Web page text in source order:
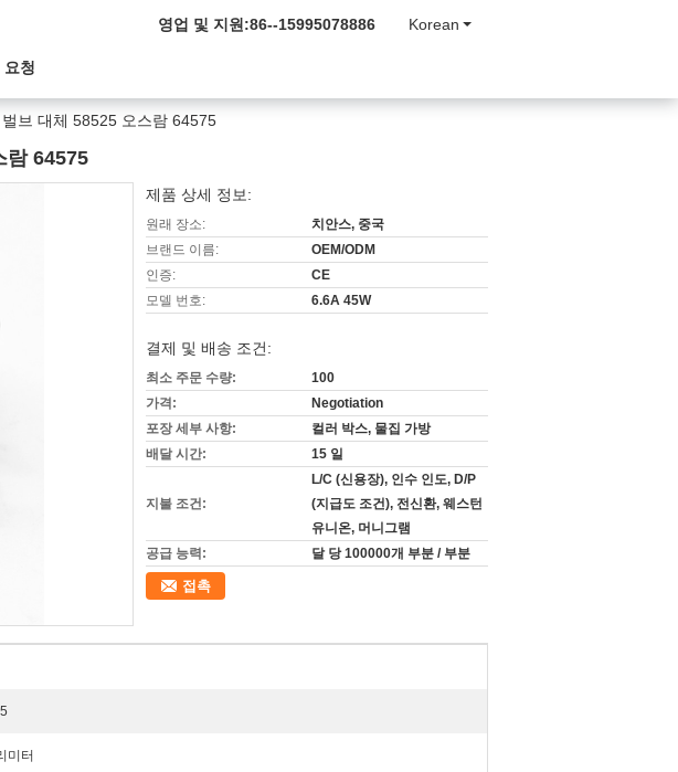
Korean
영업 및 지원:86--15995078886
요청
브 대체 58525 오스람 64575
람 64575
제품 상세 정보:
원래 장소:
치안스, 중국
브랜드 이름:
OEM/ODM
인증:
CE
모델 번호:
6.6A 45W
결제 및 배송 조건:
최소 주문 수량:
100
가격:
Negotiation
포장 세부 사항:
컬러 박스, 물집 가방
배달 시간:
15 일
지불 조건:
L/C (신용장), 인수 인도, D/P
(지급도 조건), 전신환, 웨스턴
유니온, 머니그램
공급 능력:
달 당 100000개 부분 / 부분
접촉
미터